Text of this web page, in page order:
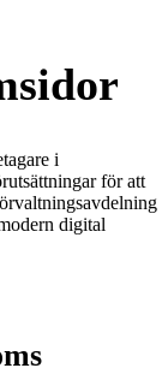
i
för att
digital